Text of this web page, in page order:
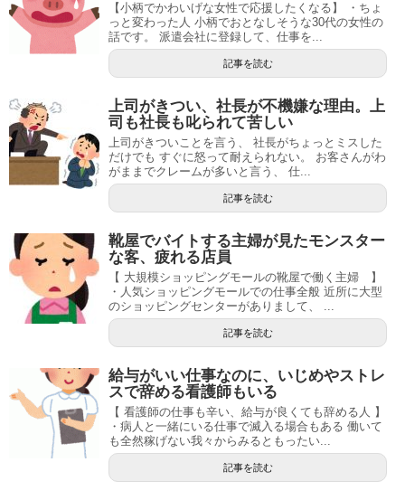
【小柄でかわいげな女性で応援したくなる】 ・ちょ
っと変わった人 小柄でおとなしそうな30代の女性の
話です。 派遣会社に登録して、仕事を...
記事を読む
上司がきつい、社長が不機嫌な理由。上
司も社長も叱られて苦しい
上司がきついことを言う、 社長がちょっとミスした
だけでも すぐに怒って耐えられない。 お客さんがわ
がままでクレームが多いと言う、 仕...
記事を読む
靴屋でバイトする主婦が見たモンスター
な客、疲れる店員
【 大規模ショッピングモールの靴屋で働く主婦 】
・人気ショッピングモールでの仕事全般 近所に大型
のショッピングセンターがありまして、 ...
記事を読む
給与がいい仕事なのに、いじめやストレ
スで辞める看護師もいる
【 看護師の仕事も辛い、給与が良くても辞める人 】
・病人と一緒にいる仕事で滅入る場合もある 働いて
も全然稼げない我々からみるともったい...
記事を読む